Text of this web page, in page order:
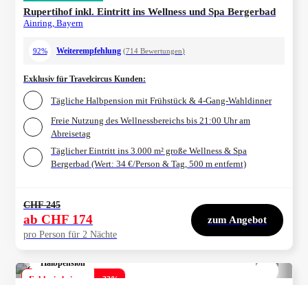
Rupertihof inkl. Eintritt ins Wellness und Spa Bergerbad
Ainring, Bayern
92% Weiterempfehlung (714 Bewertungen)
Exklusiv für Travelcircus Kunden:
Tägliche Halbpension mit Frühstück & 4-Gang-Wahldinner
Freie Nutzung des Wellnessbereichs bis 21:00 Uhr am
Abreisetag
Täglicher Eintritt ins 3.000 m² große Wellness & Spa
Bergerbad (Wert: 34 €/Person & Tag, 500 m entfernt)
CHF 245
ab CHF 174
pro Person für 2 Nächte
zum Angebot
Halbpension
Exklusiv bei uns
-33%